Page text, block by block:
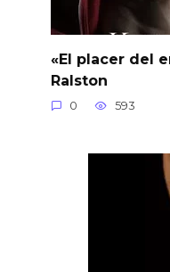
«El placer del
Ralston
0 593